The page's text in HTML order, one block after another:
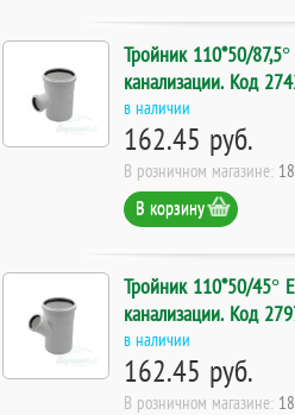
Тройник 110*50/
канализации. Код
в наличии
162.45 руб.
В розничном магазине:
В корзину
Тройник 110*50/45°
канализации. Код
в наличии
162.45 руб.
В розничном магазине: